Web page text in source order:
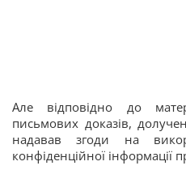
Але відповідно до
письмових доказів,
надавав згоди на
конфіденційної інформації